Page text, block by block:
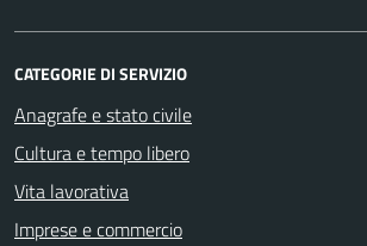
CATEGORIE DI SERVIZIO
Anagrafe e stato civile
Cultura e tempo libero
Vita lavorativa
Imprese e commercio